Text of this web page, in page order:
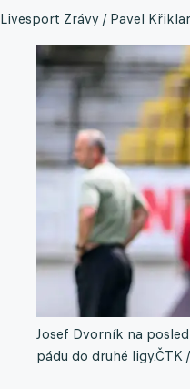
Livesport Zrávy / Pavel
Josef Dvorník na
pádu do druhé ligy.ČTK